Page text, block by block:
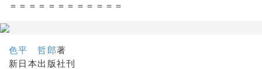
＝＝＝＝＝＝＝＝＝＝＝＝
色平 哲郎著
新日本出版社刊